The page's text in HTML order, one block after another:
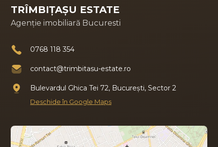
TRÎMBIȚAȘU ESTATE
Agenție imobiliară Bucuresti
0768 118 354
contact@trimbitasu-estate.ro
Bulevardul Ghica Tei 72, București, Sector 2
Deschide în Google Maps